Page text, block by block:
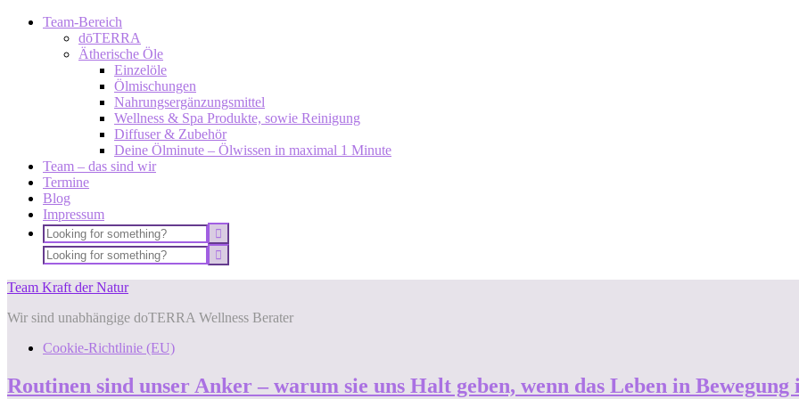
Team-Bereich
dōTERRA
Ätherische Öle
Einzelöle
Ölmischungen
Nahrungsergänzungsmittel
Wellness & Spa Produkte, sowie Reinigung
Diffuser & Zubehör
Deine Ölminute – Ölwissen in maximal 1 Minute
Team – das sind wir
Termine
Blog
Impressum
Team Kraft der Natur
Wir sind unabhängige doTERRA Wellness Berater
Cookie-Richtlinie (EU)
Routinen sind unser Anker – warum sie uns Halt geben, wenn das Leben in Bewegung